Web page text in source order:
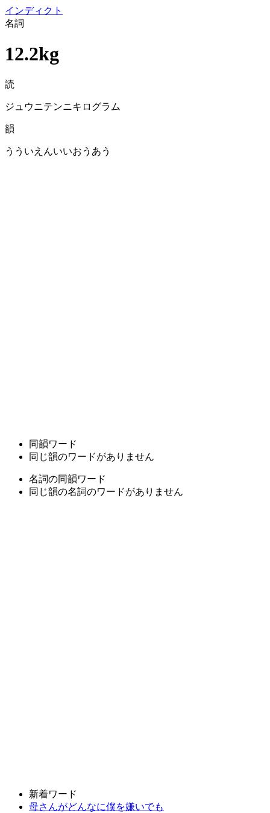
インディクト
名詞
12.2kg
読
ジュウニテンニキログラム
韻
うういえんいいおうあう
同韻ワード
同じ韻のワードがありません
名詞の同韻ワード
同じ韻の名詞のワードがありません
新着ワード
母さんがどんなに僕を嫌いでも